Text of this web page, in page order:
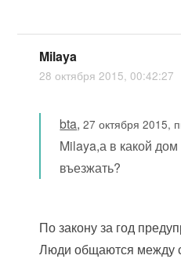
Milaya
28 октября 2015, 00:42:27
bta,27 октября 2015,
Milaya,а в какой
въезжать?
По закону за год
Люди общаются между